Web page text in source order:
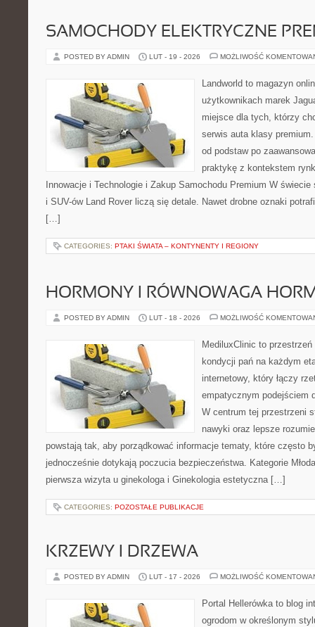
SAMOCHODY ELEKTRYCZNE
POSTED BY ADMIN LUT - 19 - 2026 MOŻLIWOŚĆ
Landworld to magazyn
użytkownikach marek
miejsce dla tych, którzy
serwis auta klasy
od podstaw po
praktykę z kontekstem
Innowacje i Technologie i Zakup Samochodu Premium W
i SUV-ów Land Rover liczą się detale. Nawet drobne oznaki
[…]
CATEGORIES: PTAKI ŚWIATA – KONTYNENTY I REGIONY
HORMONY I RÓWNOWAGA
POSTED BY ADMIN LUT - 18 - 2026 MOŻLIWOŚĆ
MediluxClinic to
kondycji pań na każdym
internetowy, który łączy
empatycznym podejściem
W centrum tej przestrzeni
nawyki oraz lepsze
powstają tak, aby porządkować informacje tematy, które często
jednocześnie dotykają poczucia bezpieczeństwa. Kategorie
pierwsza wizyta u ginekologa i Ginekologia estetyczna […]
CATEGORIES: POZOSTAŁE PUBLIKACJE
KRZEWY I DRZEWA
POSTED BY ADMIN LUT - 17 - 2026 MOŻLIWOŚĆ
Portal Hellerówka to blog
ogrodom w określonym